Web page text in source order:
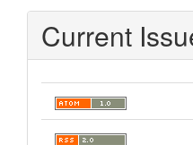
Current